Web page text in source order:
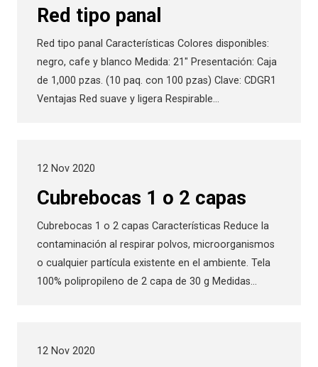
Red tipo panal
Red tipo panal Características Colores disponibles:
negro, cafe y blanco Medida: 21″ Presentación: Caja
de 1,000 pzas. (10 paq. con 100 pzas) Clave: CDGR1
Ventajas Red suave y ligera Respirable…
12 Nov 2020
Cubrebocas 1 o 2 capas
Cubrebocas 1 o 2 capas Características Reduce la
contaminación al respirar polvos, microorganismos
o cualquier partícula existente en el ambiente. Tela
100% polipropileno de 2 capa de 30 g Medidas…
12 Nov 2020